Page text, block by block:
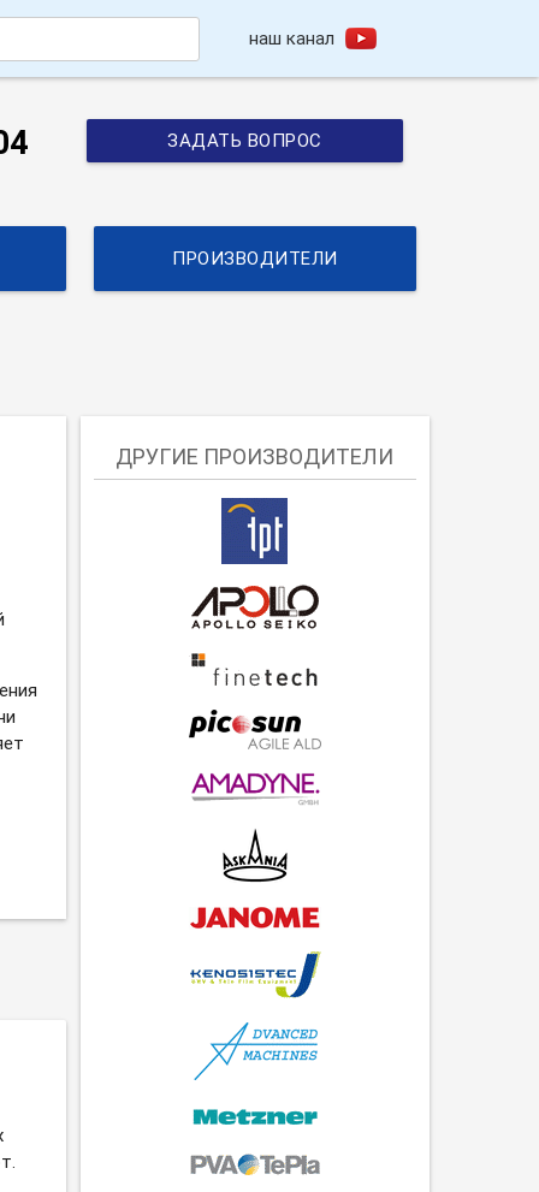
наш канал
ЗАДАТЬ ВОПРОС
ПРОИЗВОДИТЕЛИ
ДРУГИЕ ПРОИЗВОДИТЕЛИ